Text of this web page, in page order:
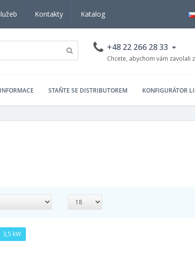
Kontakty Katalog
+48 22 266 28 33
Chcete, abychom vám zavolali
STAŇTE SE DISTRIBUTOREM KONFIGURÁTOR
3,5 kW